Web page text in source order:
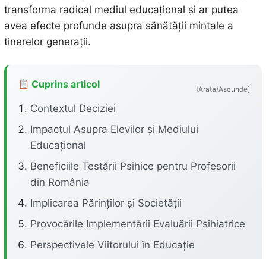
transforma radical mediul educațional și ar putea
avea efecte profunde asupra sănătății mintale a
tinerelor generații.
Cuprins articol [Arata/Ascunde]
Contextul Deciziei
Impactul Asupra Elevilor și Mediului
Educațional
Beneficiile Testării Psihice pentru Profesorii
din România
Implicarea Părinților și Societății
Provocările Implementării Evaluării Psihiatrice
Perspectivele Viitorului în Educație